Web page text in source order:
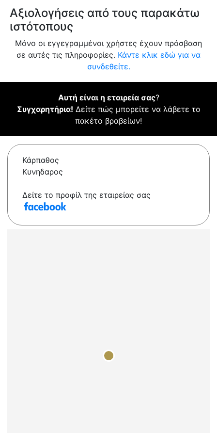
Αξιολογήσεις από τους παρακάτω
ιστότοπους
Μόνο οι εγγεγραμμένοι χρήστες έχουν πρόσβαση
σε αυτές τις πληροφορίες. Κάντε κλικ εδώ για να
συνδεθείτε.
Αυτή είναι η εταιρεία σας?
Συγχαρητήρια! Δείτε πώς μπορείτε να λάβετε το
πακέτο βραβείων!
Κάρπαθος
Κυνηδαρος
Δείτε το προφίλ της εταιρείας σας